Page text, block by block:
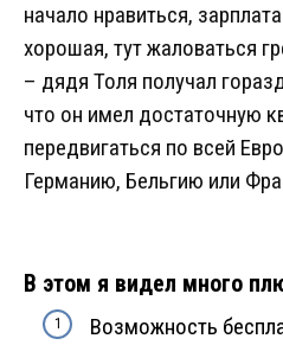
начало нравиться,
хорошая, тут жаловаться
– дядя Толя получал
что он имел достаточную
передвигаться по всей
Германию, Бельгию или
В этом я видел много
Возможность